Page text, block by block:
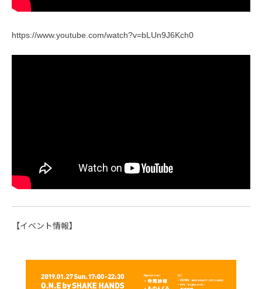
https://www.youtube.com/watch?v=bLUn9J6Kch0
【イベント情報】